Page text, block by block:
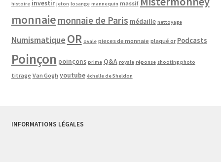
histoire investir jeton losange mannequin massif
monnaie monnaie de Paris médaille nettoyage
Numismatique OR ovale pieces de monnaie plaqué or Podcasts
Poinçon poinçons prime Q&A royale réponse shooting photo
titrage Van Gogh youtube échelle de Sheldon
INFORMATIONS LÉGALES